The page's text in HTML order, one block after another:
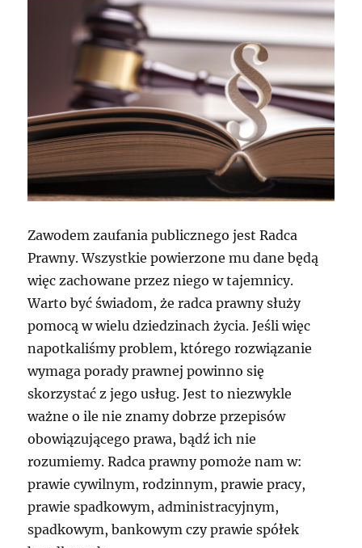
Zawodem zaufania publicznego jest Radca
Prawny. Wszystkie powierzone mu dane będą
więc zachowane przez niego w tajemnicy.
Warto być świadom, że radca prawny służy
pomocą w wielu dziedzinach życia. Jeśli więc
napotkaliśmy problem, którego rozwiązanie
wymaga porady prawnej powinno się
skorzystać z jego usług. Jest to niezwykle
ważne o ile nie znamy dobrze przepisów
obowiązującego prawa, bądź ich nie
rozumiemy. Radca prawny pomoże nam w:
prawie cywilnym, rodzinnym, prawie pracy,
prawie spadkowym, administracyjnym,
spadkowym, bankowym czy prawie spółek